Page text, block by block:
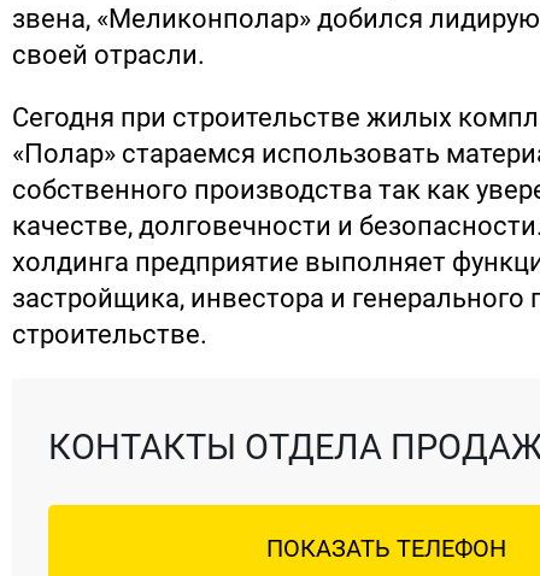
звена, «Меликонполар» добился
своей отрасли.
Сегодня при строительстве жилых
«Полар» стараемся использовать
собственного производства так как
качестве, долговечности и
холдинга предприятие выполняет
застройщика, инвестора и генерального
строительстве.
КОНТАКТЫ ОТДЕЛА
ПОКАЗАТЬ ТЕЛЕФОН